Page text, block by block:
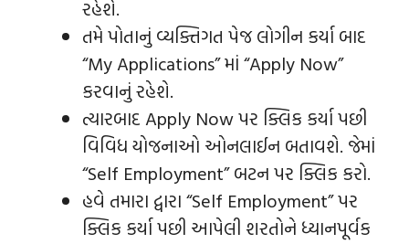
રહેશે.
તમે પોતાનું વ્યક્તિગત પેજ લોગીન કર્યા બાદ
“My Applications” માં “Apply Now”
કરવાનું રહેશે.
ત્યારબાદ Apply Now પર ક્લિક કર્યા પછી
વિવિધ યોજનાઓ ઓનલાઈન બતાવશે. જેમાં
“Self Employment” બટન પર ક્લિક કરો.
હવે તમારા દ્વારા “Self Employment” પર
ક્લિક કર્યા પછી આપેલી શરતોને ધ્યાનપૂર્વક